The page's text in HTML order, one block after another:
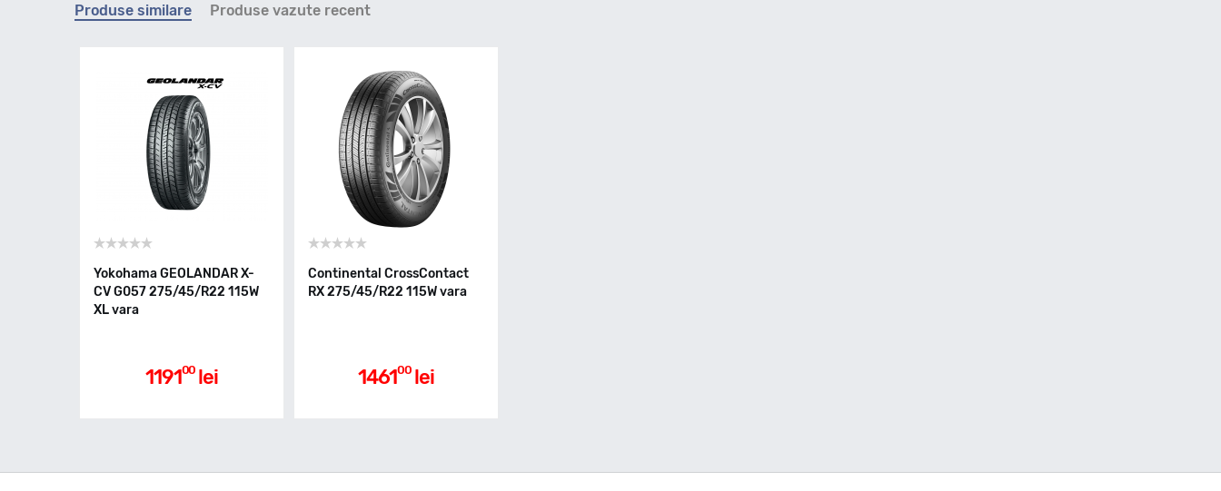
Produse similare Produse vazute recent
Yokohama GEOLANDAR X-
CV G057 275/45/R22 115W
XL vara
119100 lei
Continental CrossContact
RX 275/45/R22 115W vara
146100 lei